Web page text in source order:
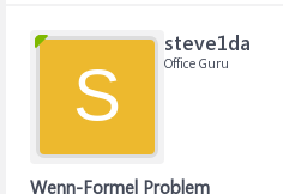
S
steve1da
Office Guru
Wenn-Formel Problem